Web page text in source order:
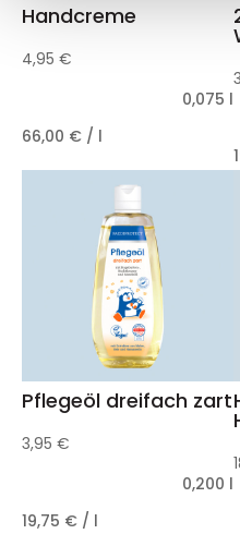
Handcreme
4,95 €
0,075 l
66,00 € / l
Pflegeöl dreifach zart
3,95 €
0,200 l
19,75 € / l